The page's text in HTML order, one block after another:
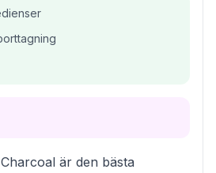
är den bästa